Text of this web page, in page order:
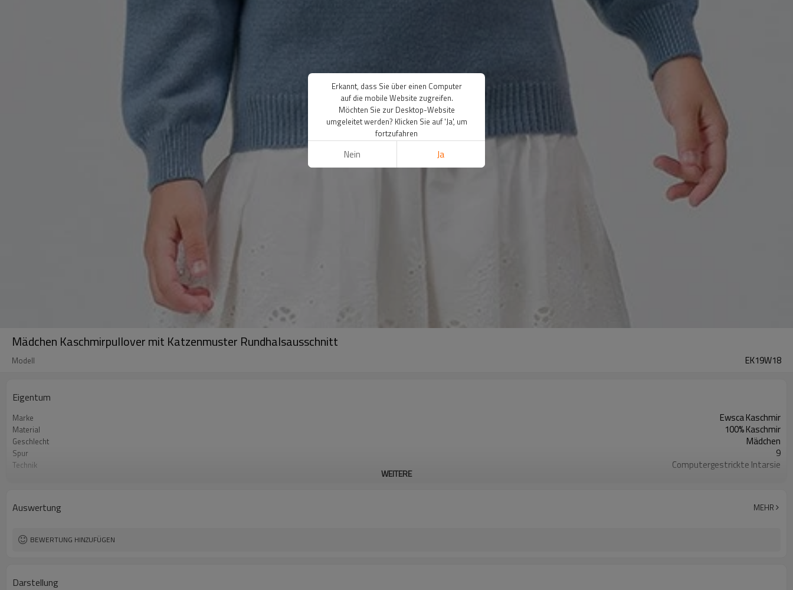
Mädchen Kaschmirpullover mit Katzenmuster Rundhalsausschnitt
Modell EK19W18
Eigentum
Marke Ewsca Kaschmir
Material 100% Kaschmir
Geschlecht Mädchen
Spur 9
Technik Computergestrickte Intarsie
MOQ 100 Stück / Stil / Farbe
WEITERE
Auswertung MEHR
BEWERTUNG HINZUFÜGEN
Darstellung
Erkannt, dass Sie über einen Computer
auf die mobile Website zugreifen.
Möchten Sie zur Desktop-Website
umgeleitet werden? Klicken Sie auf 'Ja', um
fortzufahren
Nein Ja